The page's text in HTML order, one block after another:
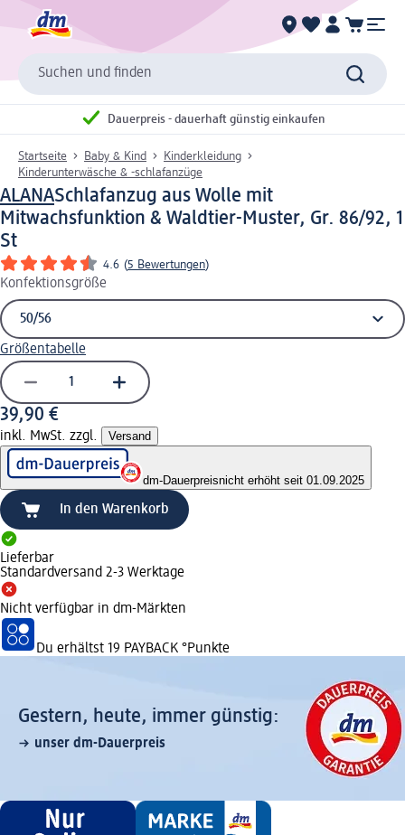
Suchen und finden
Dauerpreis - dauerhaft günstig einkaufen
Startseite Baby & Kind
Kinderkleidung
Kinderunterwäsche & -schlafanzüge
ALANASchlafanzug aus Wolle mit
Mitwachsfunktion & Waldtier-Muster, Gr. 86/92, 1
St
4.6 (5 Bewertungen)
Konfektionsgröße
Größentabelle
39,90 €
inkl. MwSt. zzgl. Versand
dm-Dauerpreisnicht erhöht seit 01.09.2025
In den Warenkorb
Lieferbar
Standardversand 2-3 Werktage
Nicht verfügbar in dm-Märkten
Du erhältst 19 PAYBACK °Punkte
Gestern, heute, immer günstig:
unser dm-Dauerpreis